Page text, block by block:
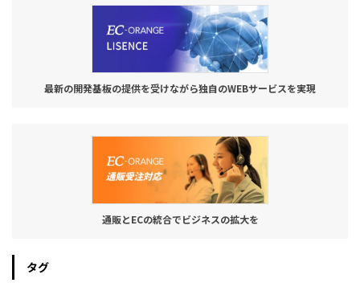
最新の開発基板の提供を受けながら独自のWEBサービスを実現
通販とECの統合でビジネスの拡大を
タグ